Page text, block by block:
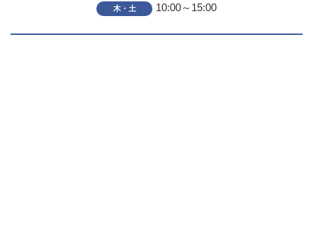
木・土 10:00～15:00